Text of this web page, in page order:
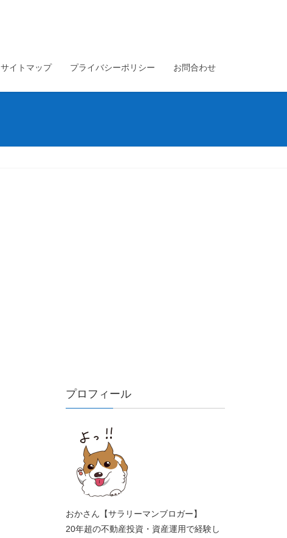
サイトマップ プライバシーポリシー お問合わせ
プロフィール
おかさん【サラリーマンブロガー】
20年超の不動産投資・資産運用で経験し